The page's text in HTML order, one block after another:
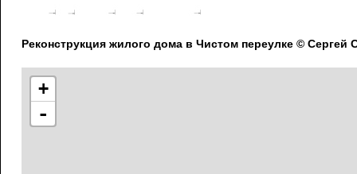
Реконструкция жилого дома в Чистом переулке © Сергей
+
-